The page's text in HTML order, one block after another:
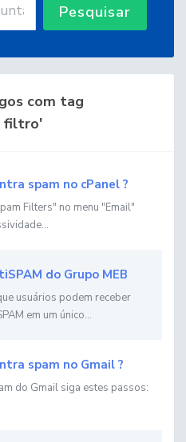
Pesquisar
com tag
filtro'
spam no cPanel ?
Filters" no menu "Email"
do Grupo MEB
usuários podem receber
em um único...
spam no Gmail ?
do Gmail siga estes passos: